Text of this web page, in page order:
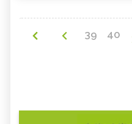
39 40